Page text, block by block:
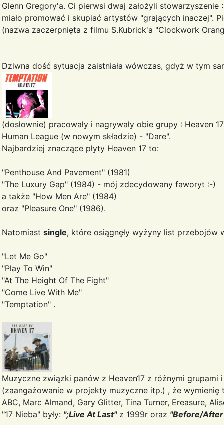
Glenn Gregory'a. Ci pierwsi dwaj założyli stowarzyszenie
miało promować i skupiać artystów "grających inaczej".
(nazwa zaczerpnięta z filmu S.Kubrick'a "Clockwork
Dziwna dość sytuacja zaistniała wówczas, gdyż w tym
(dosłownie) pracowały i nagrywały obie grupy : Heaven
Human League (w nowym składzie) - "Dare".
Najbardziej znaczące płyty Heaven 17 to:
"Penthouse And Pavement" (1981)
"The Luxury Gap" (1984) - mój zdecydowany faworyt :-)
a także "How Men Are" (1984)
oraz "Pleasure One" (1986).
Natomiast single, które osiągnęły wyżyny list przebojów
"Let Me Go"
"Play To Win"
"At The Height Of The Fight"
"Come Live With Me"
"Temptation" .
Muzyczne związki panów z Heaven17 z różnymi
(zaangażowanie w projekty muzyczne itp.) , że wymienię
ABC, Marc Almand, Gary Glitter, Tina Turner, Ereasure,
"17 Nieba" były: ";Live At Last"z 1999r oraz "Before/